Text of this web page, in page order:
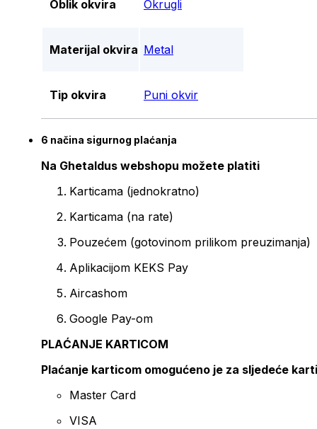
Oblik okvira Okrugli
Materijal okvira Metal
Tip okvira Puni okvir
6 načina sigurnog plaćanja
Na Ghetaldus webshopu možete platiti
Karticama (jednokratno)
Karticama (na rate)
Pouzećem (gotovinom prilikom preuzimanja)
Aplikacijom KEKS Pay
Aircashom
Google Pay-om
PLAĆANJE KARTICOM
Plaćanje karticom omogućeno je za sljedeće
Master Card
VISA